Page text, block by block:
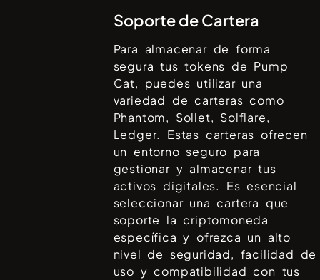
Soporte de Cartera
Para almacenar de forma
segura tus tokens de Pump
Cat, puedes utilizar una
variedad de carteras como
Phantom, Sollet, Solflare,
Ledger. Estas carteras ofrecen
un entorno seguro para
gestionar y almacenar tus
activos digitales. Es esencial
seleccionar una cartera que
soporte la criptomoneda
específica y ofrezca un alto
nivel de seguridad, facilidad de
uso y compatibilidad con tus